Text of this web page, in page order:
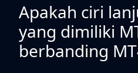
Apakah ciri
yang dimiliki
berbanding